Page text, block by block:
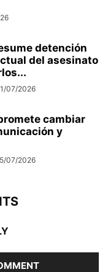
detención
del asesinato
07/2026
cambiar
y
07/2026